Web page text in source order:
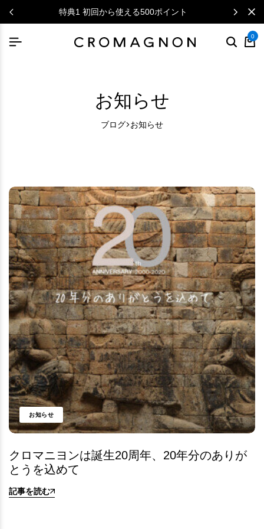
ニュースレターで毎月500円クーポン
0
お知らせ
ブログ お知らせ
お知らせ
クロマニヨンは誕生20周年、20年分のありが
とうを込めて
記事を読む